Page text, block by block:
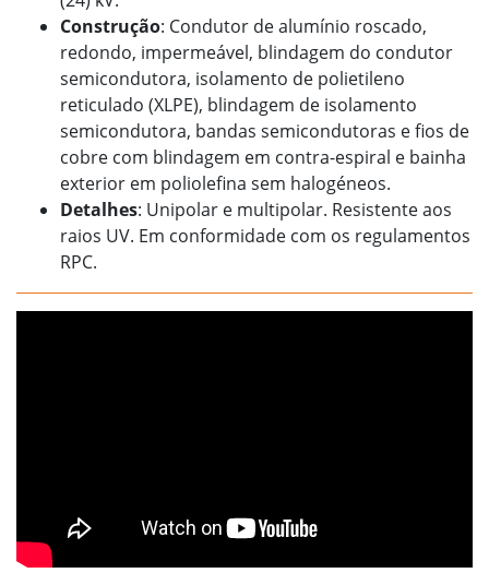
Construção: Condutor de alumínio roscado,
redondo, impermeável, blindagem do condutor
semicondutora, isolamento de polietileno
reticulado (XLPE), blindagem de isolamento
semicondutora, bandas semicondutoras e fios de
cobre com blindagem em contra-espiral e bainha
exterior em poliolefina sem halogéneos.
Detalhes: Unipolar e multipolar. Resistente aos
raios UV. Em conformidade com os regulamentos
RPC.